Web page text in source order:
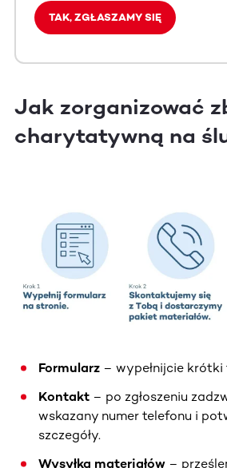
TAK, ZGŁASZAMY SIĘ
Jak zorganizować
charytatywną na
Formularz – wypełnijcie krótki
Kontakt – po zgłoszeniu
wskazany numer telefonu i
szczegóły.
Wysyłka materiałów –